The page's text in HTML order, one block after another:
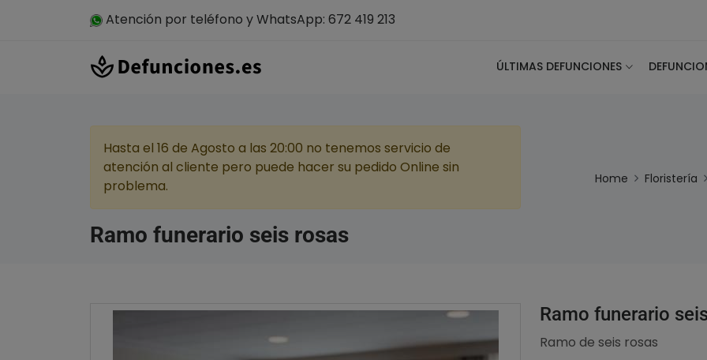
Atención por teléfono y WhatsApp: 672 419 213
ÚLTIMAS DEFUNCIONES
Hasta el 16 de Agosto a las 20:00 no tenemos servicio de
atención al cliente pero puede hacer su pedido Online sin
problema.
Ramo funerario seis rosas
Home Floristería
Ramo funerario
Ramo de seis rosas